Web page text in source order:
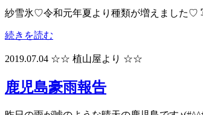
紗雪氷♡令和元年夏より種類が増えました♡
続きを読む
2019.07.04 ☆☆ 植山屋より ☆☆
鹿児島豪雨報告